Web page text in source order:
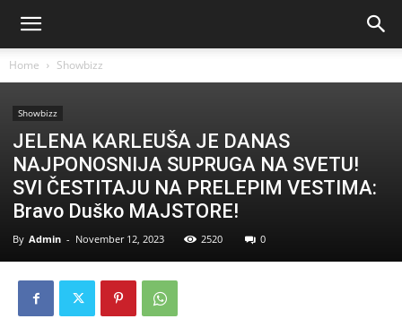
Home Showbizz
Showbizz
JELENA KARLEUŠA JE DANAS
NAJPONOSNIJA SUPRUGA NA SVETU!
SVI ČESTITAJU NA PRELEPIM VESTIMA:
Bravo Duško MAJSTORE!
By Admin - November 12, 2023 2520 0